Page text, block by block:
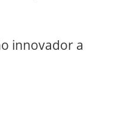
innovador a